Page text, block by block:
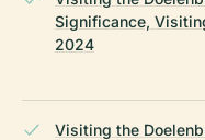
Significance,
2024
Visiting the